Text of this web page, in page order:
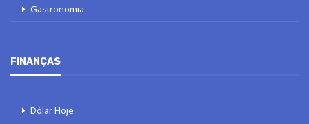
Gastronomia
FINANÇAS
Dólar Hoje